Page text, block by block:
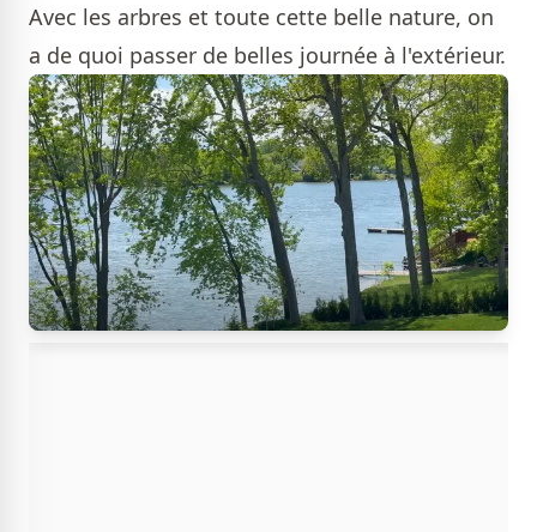
Avec les arbres et toute cette belle nature, on
a de quoi passer de belles journée à l'extérieur.